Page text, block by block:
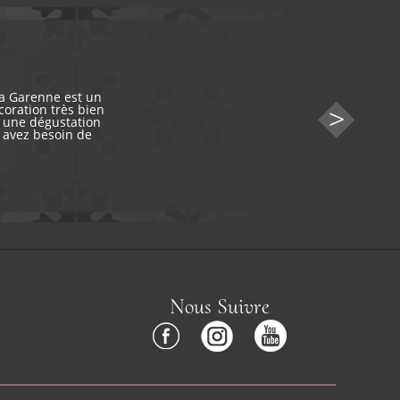
Garenne est un
très bien
dégustation
besoin de
Nous Suivre